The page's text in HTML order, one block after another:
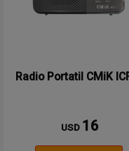
Radio Portatil CMiK
USD 16